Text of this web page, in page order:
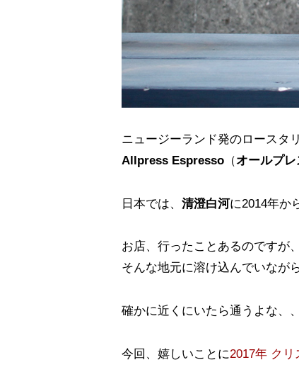
ニュージーランド発のロースタ
Allpress Espresso （オールプ
日本では、 清澄白河に2014年か
お店、行ったことあるのですが
そんな地元に溶け込んでいなが
確かに近くにいたら通うよな、
今回、嬉しいことに2017年 クリ